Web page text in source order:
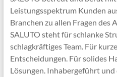
Leistungsspektrum Kunden
Branchen zu allen Fragen des
SALUTO steht für schlanke
schlagkräftiges Team. Für
Entscheidungen. Für solides
Lösungen. Inhabergeführt